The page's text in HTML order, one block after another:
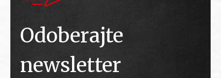
Odoberajte
newsletter